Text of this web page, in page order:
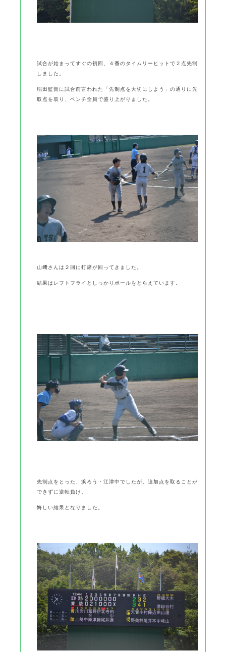
試合が始まってすぐの初回、４番のタイムリーヒットで２点先制
しました。
稲田監督に試合前言われた「先制点を大切にしよう」の通りに先
取点を取り、ベンチ全員で盛り上がりました。
山﨑さんは２回に打席が回ってきました。
結果はレフトフライとしっかりボールをとらえています。
先制点をとった、浜ろう・江津中でしたが、追加点を取ることが
できずに逆転負け。
悔しい結果となりました。